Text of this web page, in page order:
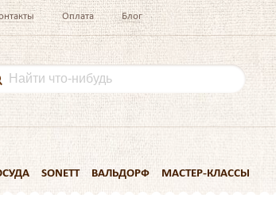
Оплата Блог
SONETT ВАЛЬДОРФ МАСТЕР-КЛАССЫ